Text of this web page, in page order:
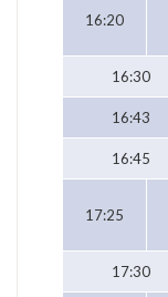
16:20
16:30
16:43
16:45
17:25
17:30